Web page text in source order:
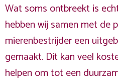
Wat soms ontbreekt is
hebben wij samen met de
mierenbestrijder een
gemaakt. Dit kan veel
helpen om tot een